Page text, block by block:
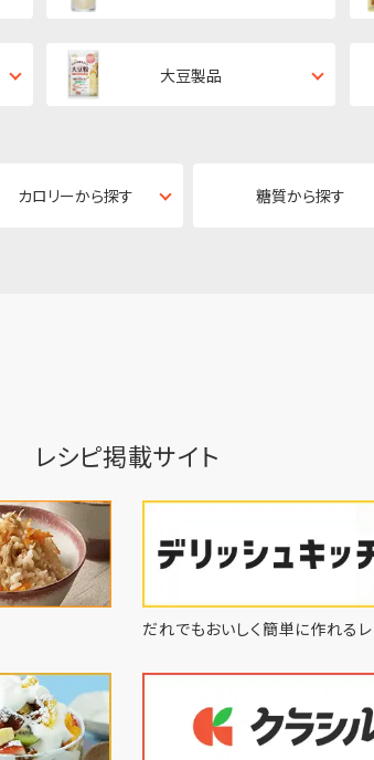
大豆製品
カロリーから探す 糖質から探す
レシピ掲載サイト
だれでもおいしく簡単に作れる